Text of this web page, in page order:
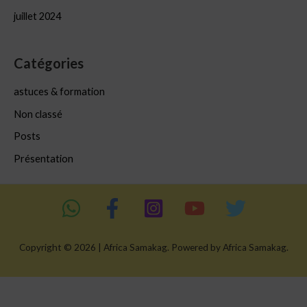
juillet 2024
Catégories
astuces & formation
Non classé
Posts
Présentation
Copyright © 2026 | Africa Samakag. Powered by Africa Samakag.